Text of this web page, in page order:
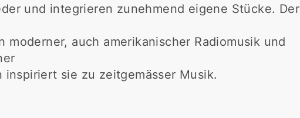
und integrieren zunehmend eigene Stücke. Der
moderner, auch amerikanischer Radiomusik und
inspiriert sie zu zeitgemässer Musik.